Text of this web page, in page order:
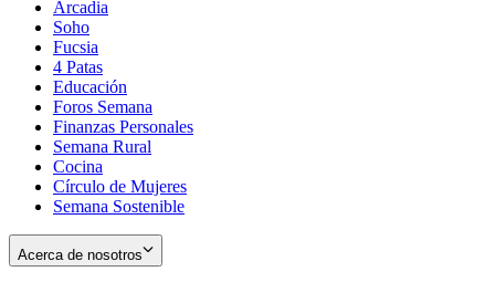
Arcadia
Soho
in
new
window
Fucsia
in
new
window
4 Patas
Educación
Foros Semana
Finanzas Personales
Semana Rural
Cocina
Círculo de Mujeres
Semana Sostenible
Acerca de nosotros